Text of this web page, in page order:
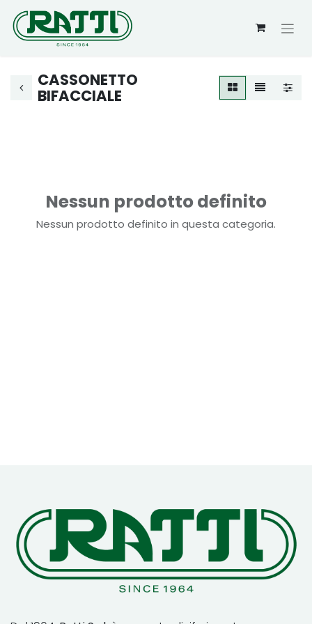
CASSONETTO
BIFACCIALE
Nessun prodotto definito
Nessun prodotto definito in questa categoria.